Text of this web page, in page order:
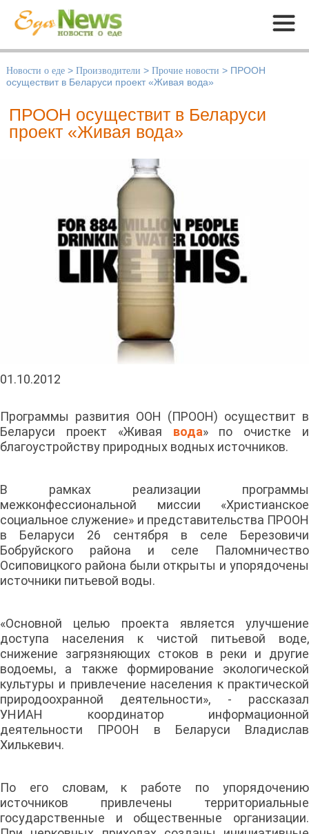
Меню
Новости о еде > Производители > Прочие новости > ПРООН
осуществит в Беларуси проект «Живая вода»
ПРООН осуществит в Беларуси
проект «Живая вода»
01.10.2012
Программы развития ООН (ПРООН) осуществит в
Беларуси проект «Живая вода» по очистке и
благоустройству природных водных источников.
В рамках реализации программы
межконфессиональной миссии «Христианское
социальное служение» и представительства ПРООН
в Беларуси 26 сентября в селе Березовичи
Бобруйского района и селе Паломничество
Осиповицкого района были открыты и упорядочены
источники питьевой воды.
«Основной целью проекта является улучшение
доступа населения к чистой питьевой воде,
снижение загрязняющих стоков в реки и другие
водоемы, а также формирование экологической
культуры и привлечение населения к практической
природоохранной деятельности», - рассказал
УНИАН координатор информационной
деятельности ПРООН в Беларуси Владислав
Хилькевич.
По его словам, к работе по упорядочению
источников привлечены территориальные
государственные и общественные организации.